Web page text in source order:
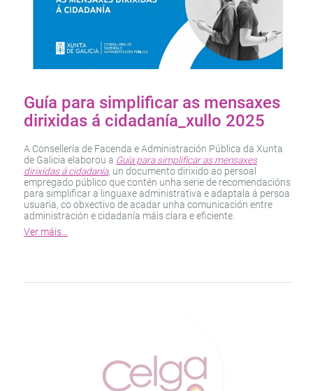
Guía para simplificar as mensaxes
dirixidas á cidadanía_xullo 2025
A Consellería de Facenda e Administración Pública da Xunta
de Galicia elaborou a Guía para simplificar as mensaxes
dirixidas á cidadanía, un documento dirixido ao persoal
empregado público que contén unha serie de recomendacións
para simplificar a linguaxe administrativa e adaptala á persoa
usuaria, co obxectivo de acadar unha comunicación entre
administración e cidadanía máis clara e eficiente.
Ver máis…